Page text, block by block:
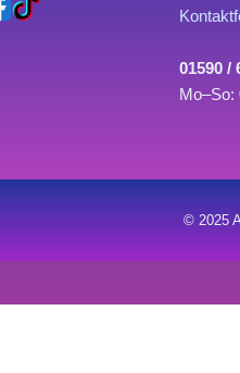
01590 /
Mo–So:
© 2025